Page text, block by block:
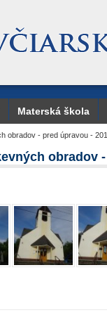
Materská škola
obradov - pred úpravou -
obradov